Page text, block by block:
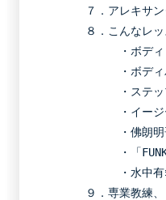
７． アレキサ
８．こんなレ
・ ボデ
・ ボデ
・ ステ
・ イー
・ 佛朗
・
「
・ 水中有
９． 専業教練